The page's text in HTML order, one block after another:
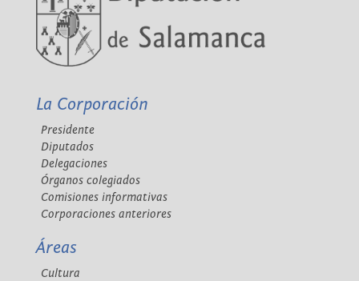
La Corporación
Presidente
Diputados
Delegaciones
Órganos colegiados
Comisiones informativas
Corporaciones anteriores
Áreas
Cultura